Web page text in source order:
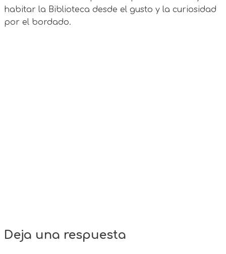
habitar la Biblioteca desde el gusto y la curiosidad
por el bordado.
Deja una respuesta